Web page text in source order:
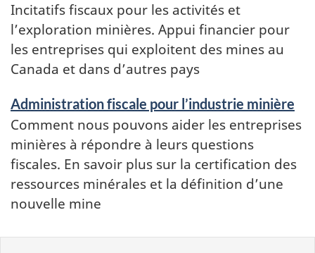
Incitatifs fiscaux pour les activités et
l’exploration minières. Appui financier pour
les entreprises qui exploitent des mines au
Canada et dans d’autres pays
Administration fiscale pour l’industrie minière
Comment nous pouvons aider les entreprises
minières à répondre à leurs questions
fiscales. En savoir plus sur la certification des
ressources minérales et la définition d’une
nouvelle mine